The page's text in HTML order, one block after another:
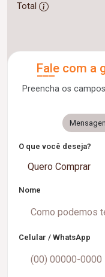
Total
Fale com a
Preencha os
O que você deseja?
Quero Comprar
Nome
Celular / WhatsApp